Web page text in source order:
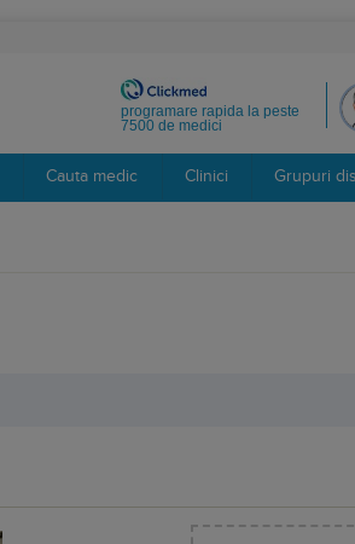
programare rapida la peste
7500 de medici
Cauta medic Clinici Grupuri